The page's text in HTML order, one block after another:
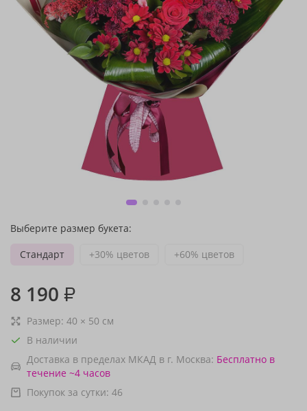
Выберите размер букета:
Стандарт
+30% цветов +60% цветов
8 190 ₽
Размер: 40 × 50 см
В наличии
Доставка в пределах МКАД в г. Москва: Бесплатно в
течение ~4 часов
Покупок за сутки: 46